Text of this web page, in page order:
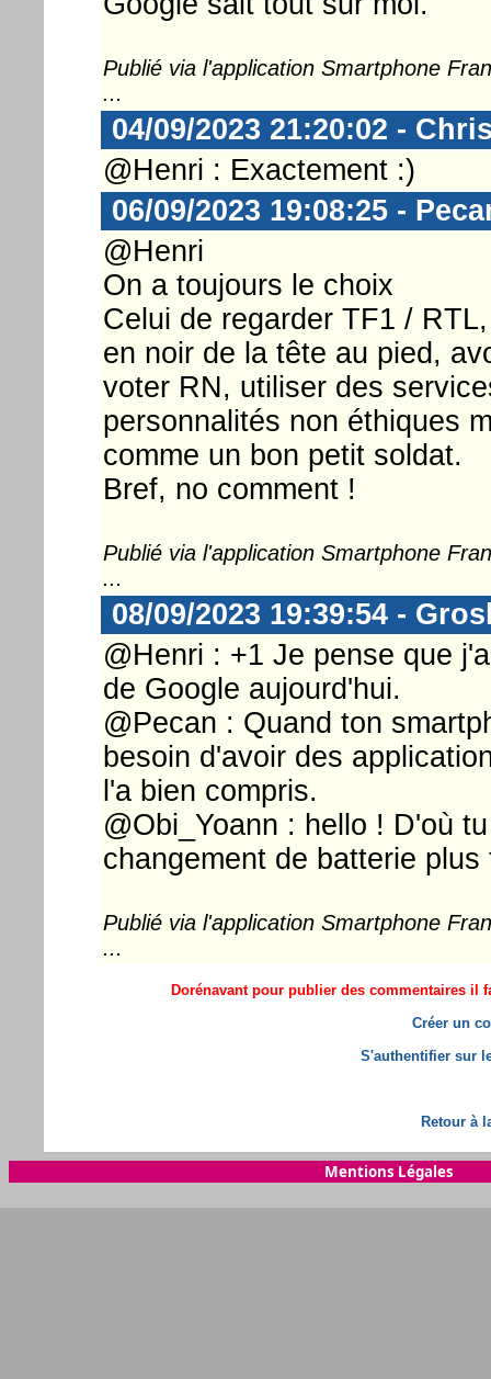
Publié via l'application Smartphone
...
04/09/2023 21:20:02 -
@Henri : Exactement :)
06/09/2023 19:08:25 -
@Henri
On a toujours le choix
Celui de regarder TF1 /
en noir de la tête au pied,
voter RN, utiliser des
personnalités non éthiques
comme un bon petit soldat.
Bref, no comment !
Publié via l'application Smartphone
...
08/09/2023 19:39:54 -
@Henri : +1 Je pense que
de Google aujourd'hui.
@Pecan : Quand ton
besoin d'avoir des
l'a bien compris.
@Obi_Yoann : hello ! D'où
changement de batterie
Publié via l'application Smartphone
...
Dorénavant pour publier des commentaires il
Créer un
S'authentifier sur
Retour à
Mentions Légales